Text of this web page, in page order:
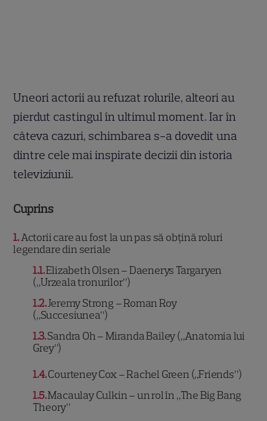
Uneori actorii au refuzat rolurile, alteori au
pierdut castingul în ultimul moment. Iar în
câteva cazuri, schimbarea s-a dovedit una
dintre cele mai inspirate decizii din istoria
televiziunii.
Cuprins
1 Actorii care au fost la un pas să obțină roluri
legendare din seriale
1.1Elizabeth Olsen – Daenerys Targaryen
(„Urzeala tronurilor”)
1.2Jeremy Strong – Roman Roy
(„Succesiunea”)
1.3Sandra Oh – Miranda Bailey („Anatomia lui
Grey”)
1.4Courteney Cox – Rachel Green („Friends”)
1.5Macaulay Culkin – un rol în „The Big Bang
Theory”